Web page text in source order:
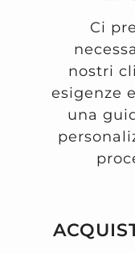
Ci
nostri
esigenze
una